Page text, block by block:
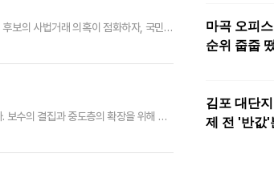
보의 사법거래 의혹이 점화하자, 국민의
로저스의 이 후보 지지 진위 논란과 관
보수의 결집과 중도층의 확장을 위해 윤
여사 생가 방문과 같은 달 31일 대구 서